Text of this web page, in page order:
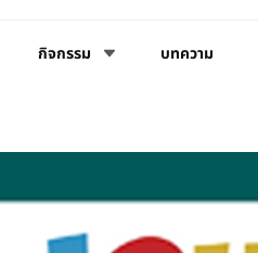
กิจกรรม บทความ